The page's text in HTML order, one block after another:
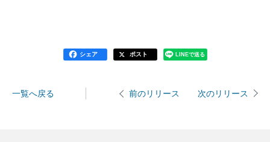
シェア ポスト LINEで送る
一覧へ戻る 前のリリース 次のリリース